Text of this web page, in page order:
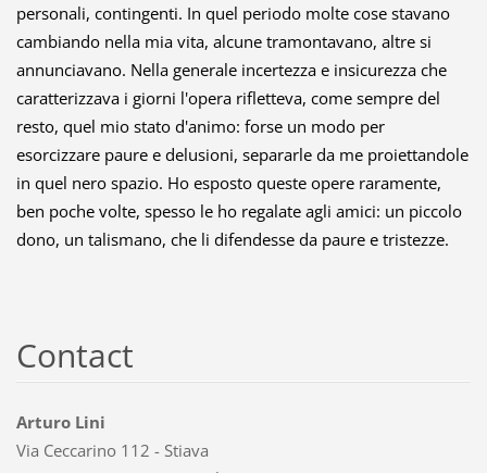
personali, contingenti. In quel periodo molte cose stavano
cambiando nella mia vita, alcune tramontavano, altre si
annunciavano. Nella generale incertezza e insicurezza che
caratterizzava i giorni l'opera rifletteva, come sempre del
resto, quel mio stato d'animo: forse un modo per
esorcizzare paure e delusioni, separarle da me proiettandole
in quel nero spazio. Ho esposto queste opere raramente,
ben poche volte, spesso le ho regalate agli amici: un piccolo
dono, un talismano, che li difendesse da paure e tristezze.
Contact
Arturo Lini
Via Ceccarino 112 - Stiava